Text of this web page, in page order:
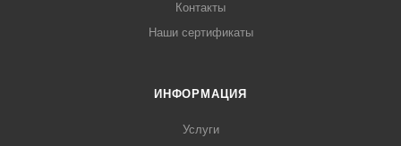
Контакты
Наши сертификаты
ИНФОРМАЦИЯ
Услуги